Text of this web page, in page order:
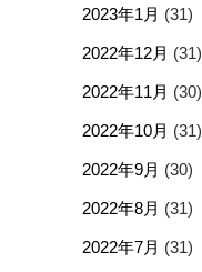
2023年1月 (31)
2022年12月 (31)
2022年11月 (30)
2022年10月 (31)
2022年9月 (30)
2022年8月 (31)
2022年7月 (31)